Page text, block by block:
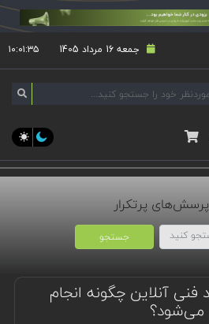
جمعه 16 مرداد 1405 ۱۰:۰۱:۳۵
پرتکرار
جستجو
فنی آنلاین چگونه انجام
می‌شود؟